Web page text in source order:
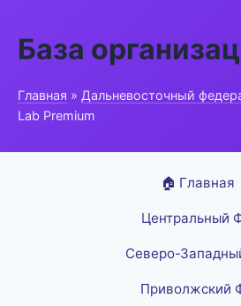
База
Главная » Дальневосточный
Lab Premium
🏠 Главная
Центральный
Северо-
Приволжский